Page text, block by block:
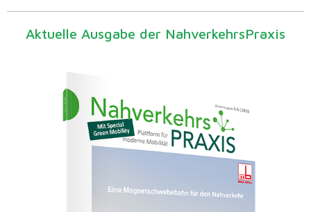
Aktuelle Ausgabe der NahverkehrsPraxis